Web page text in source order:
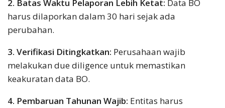
2. Batas Waktu Pelaporan Lebih Ketat: Data BO
harus dilaporkan dalam 30 hari sejak ada
perubahan.
3. Verifikasi Ditingkatkan: Perusahaan wajib
melakukan due diligence untuk memastikan
keakuratan data BO.
4. Pembaruan Tahunan Wajib: Entitas harus